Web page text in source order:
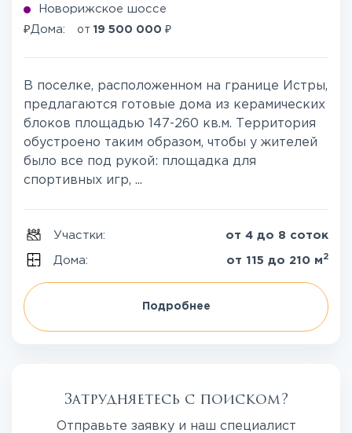
Новорижское шоссе
₽Дома: от 19 500 000 ₽
В поселке, расположенном на границе Истры,
предлагаются готовые дома из керамических
блоков площадью 147-260 кв.м. Территория
обустроено таким образом, чтобы у жителей
было все под рукой: площадка для
спортивных игр, ...
Участки: от 4 до 8 соток
Дома: от 115 до 210 м 2
Подробнее
Затрудняетесь с поиском?
Отправьте заявку и наш специалист